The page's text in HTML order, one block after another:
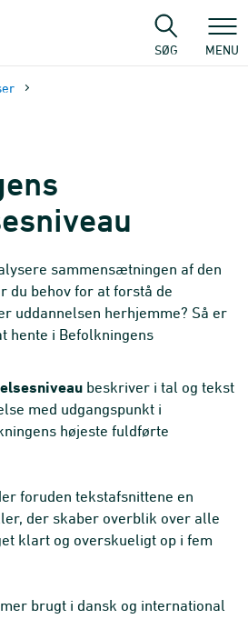
SØG MENU
sammensætningen af den
du behov for at forstå de
uddannelsen herhjemme? Så er
hente i Befolkningens
beskriver i tal og tekst
med udgangspunkt i
højeste fuldførte
foruden tekstafsnittene en
der skaber overblik over alle
klart og overskueligt op i fem
brugt i dansk og international